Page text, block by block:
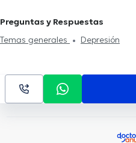
GYE Sucursal Norte
Preguntas y Respuestas
Temas generales
Depresión